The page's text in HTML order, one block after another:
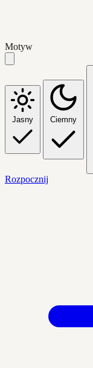
Motyw
Jasny Ciemny
Rozpocznij